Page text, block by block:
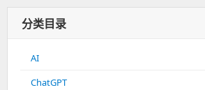
分类目录
AI
ChatGPT